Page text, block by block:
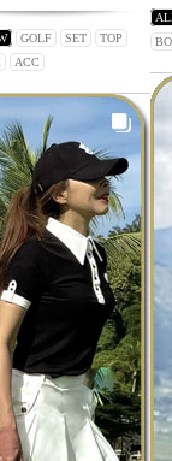
GOLF SET
TOP
ACC